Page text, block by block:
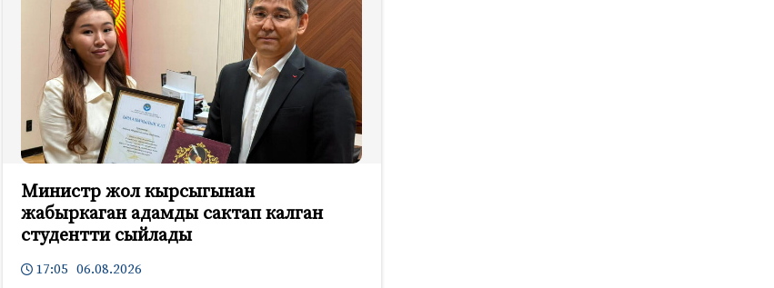
Министр жол кырсыгынан
жабыркаган адамды сактап калган
студентти сыйлады
17:05 06.08.2026